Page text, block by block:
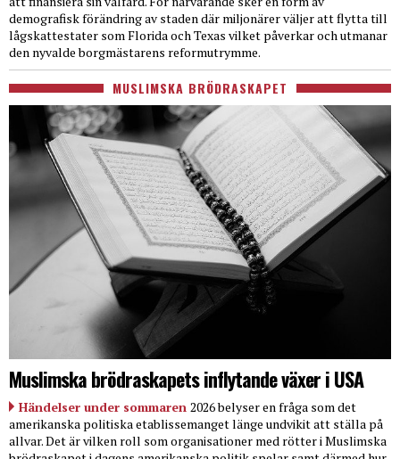
demografisk förändring av staden där miljonärer väljer att flytta till
lågskattestater som Florida och Texas vilket påverkar och utmanar
den nyvalde borgmästarens reformutrymme.
MUSLIMSKA BRÖDRASKAPET
Muslimska brödraskapets inflytande växer i USA
Händelser under sommaren 2026 belyser en fråga som det
amerikanska politiska etablissemanget länge undvikit att ställa på
allvar. Det är vilken roll som organisationer med rötter i Muslimska